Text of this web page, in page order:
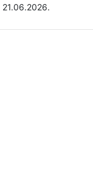
21.06.2026.